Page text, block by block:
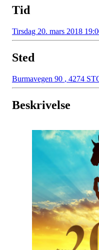
Tid
Tirsdag 20. mars 2018
Sted
Burmavegen 90 , 4274
Beskrivelse